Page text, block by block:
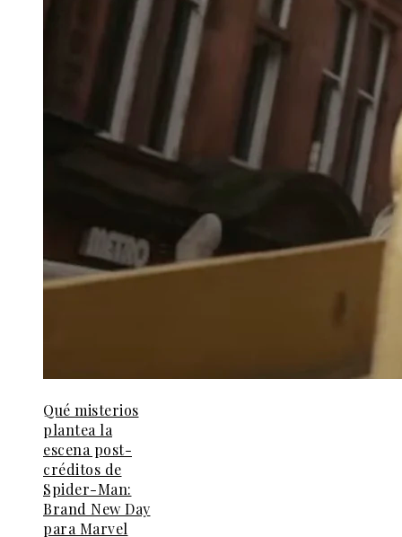
Qué misterios
plantea la
escena post-
créditos de
Spider-Man:
Brand New Day
para Marvel